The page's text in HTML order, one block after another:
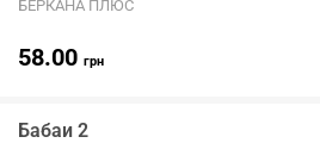
БЕРКАНА ПЛЮС
58.00 грн
Бабаи 2